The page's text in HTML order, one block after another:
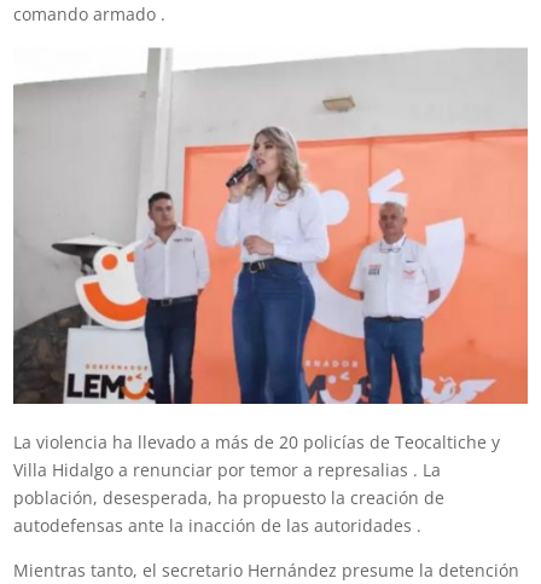
comando armado .
La violencia ha llevado a más de 20 policías de Teocaltiche y
Villa Hidalgo a renunciar por temor a represalias . La
población, desesperada, ha propuesto la creación de
autodefensas ante la inacción de las autoridades .
Mientras tanto, el secretario Hernández presume la detención